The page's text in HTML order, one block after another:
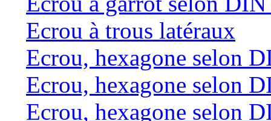
Ecrou à trous latéraux
Ecrou, hexagone selon
Ecrou, hexagone selon
Ecrou, hexagone selon